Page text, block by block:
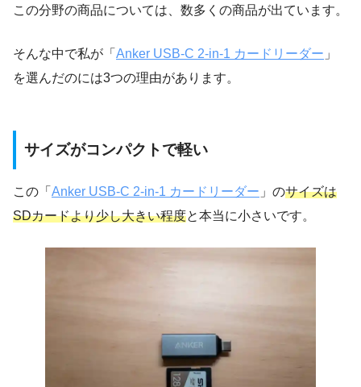
この分野の商品については、数多くの商品が出ています。
そんな中で私が「 Anker USB-C 2-in-1 カードリーダー 」
を選んだのには3つの理由があります。
サイズがコンパクトで軽い
この「 Anker USB-C 2-in-1 カードリーダー 」のサイズは
SDカードより少し大きい程度と本当に小さいです。